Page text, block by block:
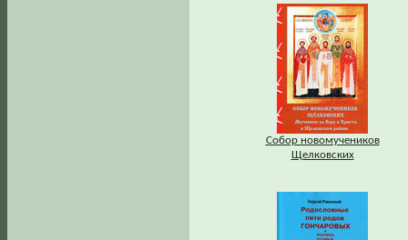
Собор новомучеников
Щелковских